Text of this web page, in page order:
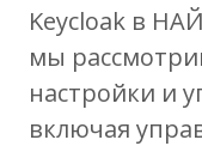
Keycloak в
мы
настройки и
включая